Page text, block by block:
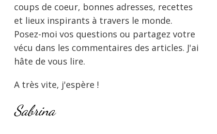
coups de coeur, bonnes adresses, recettes
et lieux inspirants à travers le monde.
Posez-moi vos questions ou partagez votre
vécu dans les commentaires des articles. J'ai
hâte de vous lire.
A très vite, j'espère !
Sabrina